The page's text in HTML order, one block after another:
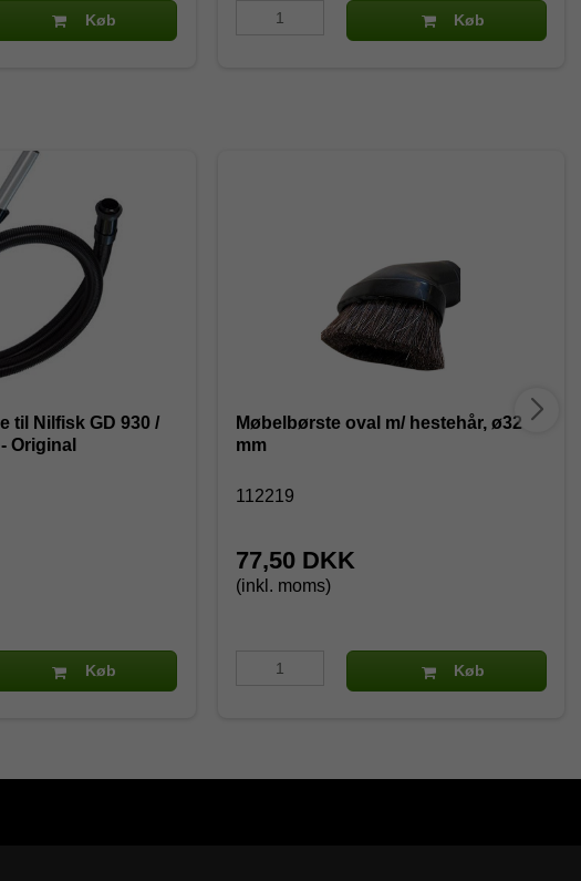
Køb Køb
til Nilfisk GD 930 /
Original
Køb
Møbelbørste oval m/ hestehår, ø32
mm
112219
77,50 DKK
(inkl. moms)
Køb